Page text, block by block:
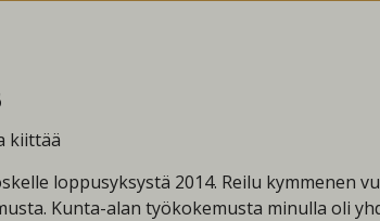
kiittää
loppusyksystä 2014. Reilu kymmenen
Kunta-alan työkokemusta minulla oli